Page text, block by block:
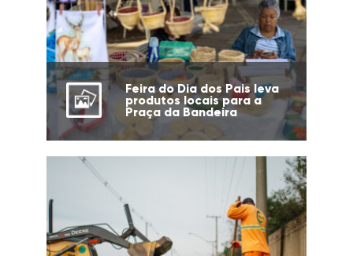
Feira do Dia dos Pais leva
produtos locais para a
Praça da Bandeira